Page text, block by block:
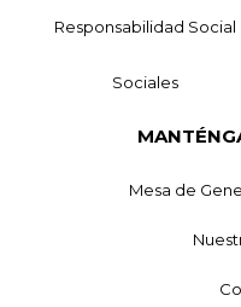
Responsabilidad Social
Sociales
Mesa de